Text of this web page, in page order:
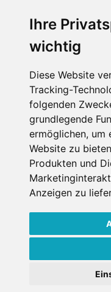
Ihre
wichtig
Diese Website
Tracking-
folgenden
grundlegende
ermöglichen, um
Website zu bieten
Produkten und
Anzeigen zu